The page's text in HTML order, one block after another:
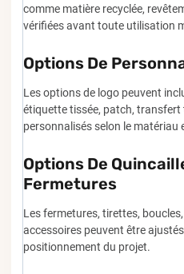
comme matière recyclée,
vérifiées avant toute utilisation
Options De
Les options de logo peuvent
étiquette tissée, patch,
personnalisés selon le
Options De
Fermetures
Les fermetures, tirettes,
accessoires peuvent être
positionnement du projet.